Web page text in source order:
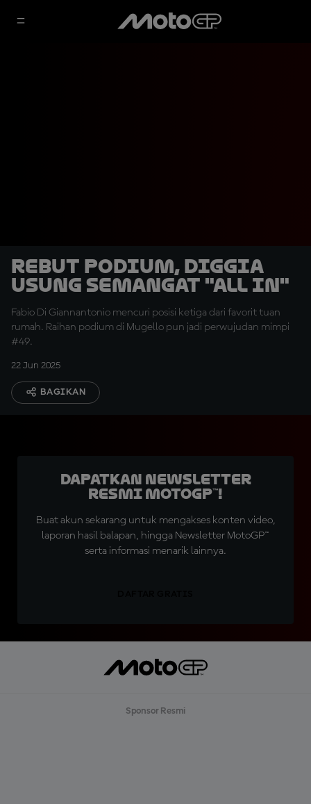
Rebut Podium, Diggia
Usung Semangat "All In"
Fabio Di Giannantonio mencuri posisi ketiga dari favorit tuan
rumah. Raihan podium di Mugello pun jadi perwujudan mimpi
#49.
22 Jun 2025
BAGIKAN
Dapatkan Newsletter
Resmi MotoGP™!
Buat akun sekarang untuk mengakses konten video,
laporan hasil balapan, hingga Newsletter MotoGP™
serta informasi menarik lainnya.
Sponsor Resmi